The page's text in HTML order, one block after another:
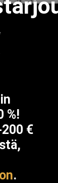
HYDRA-
DARK
%!
€
.